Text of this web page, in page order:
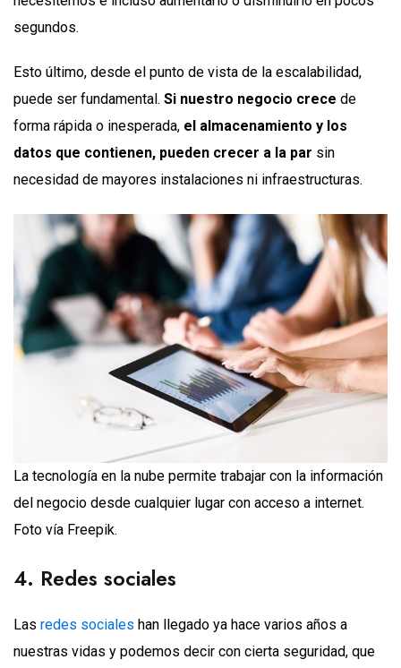
segundos.
Esto último, desde el punto de vista de la escalabilidad,
puede ser fundamental. Si nuestro negocio crece de
forma rápida o inesperada, el almacenamiento y los
datos que contienen, pueden crecer a la par sin
necesidad de mayores instalaciones ni infraestructuras.
La tecnología en la nube permite trabajar con la información
del negocio desde cualquier lugar con acceso a internet.
Foto vía Freepik.
4. Redes sociales
Las redes sociales han llegado ya hace varios años a
nuestras vidas y podemos decir con cierta seguridad, que